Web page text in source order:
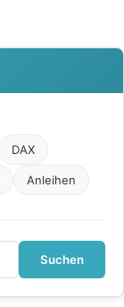
DAX
Anleihen
Suchen